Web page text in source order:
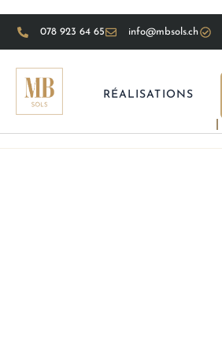
078 923 64 65 info@mbsols.ch
RÉALISATIONS